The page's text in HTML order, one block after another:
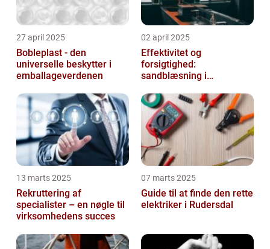
27 april 2025
Bobleplast - den
universelle beskytter i
emballageverdenen
02 april 2025
Effektivitet og
forsigtighed:
sandblæsning i
13 marts 2025
Rekruttering af
specialister – en nøgle til
virksomhedens succes
07 marts 2025
Guide til at finde den rette
elektriker i Rudersdal